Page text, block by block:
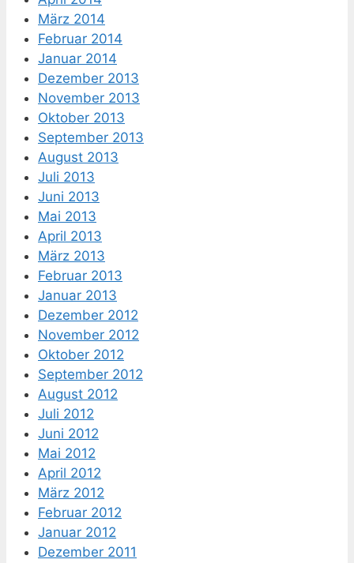
März 2014
Februar 2014
Januar 2014
Dezember 2013
November 2013
Oktober 2013
September 2013
August 2013
Juli 2013
Juni 2013
Mai 2013
April 2013
März 2013
Februar 2013
Januar 2013
Dezember 2012
November 2012
Oktober 2012
September 2012
August 2012
Juli 2012
Juni 2012
Mai 2012
April 2012
März 2012
Februar 2012
Januar 2012
Dezember 2011